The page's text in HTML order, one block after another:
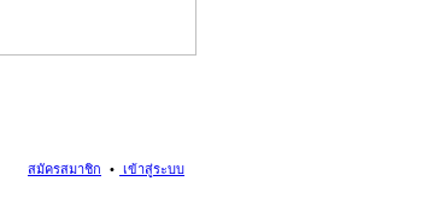
เข้าสู่ระบบ
สมัครสมาชิก